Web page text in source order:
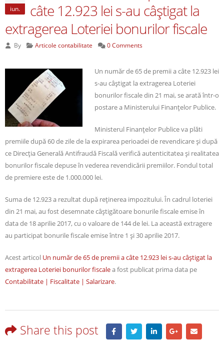
iun.
câte 12.923 lei s-au câștigat la
extragerea Loteriei bonurilor fiscale
By Articole contabilitate 0 Comments
Un număr de 65 de premii a câte 12.923 lei
s-au câștigat la extragerea Loteriei
bonurilor fiscale din 21 mai, se arată într-o
postare a Ministerului Finanțelor Publice.
Ministerul Finanțelor Publice va plăti
premiile după 60 de zile de la expirarea perioadei de revendicare și după
ce Direcția Generală Antifraudă Fiscală verifică autenticitatea și realitatea
bonurilor fiscale depuse în vederea revendicării premiilor. Fondul total
de premiere este de 1.000.000 lei.
Suma de 12.923 a rezultat după reținerea impozitului. În cadrul loteriei
din 21 mai, au fost desemnate câștigătoare bonurile fiscale emise în
data de 18 aprilie 2017, cu o valoare de 144 de lei. La această extragere
au participat bonurile fiscale emise între 1 și 30 aprilie 2017.
Acest articol Un număr de 65 de premii a câte 12.923 lei s-au câștigat la
extragerea Loteriei bonurilor fiscalea fost publicat prima data pe
Contabilitate | Fiscalitate | Salarizare.
Share this post